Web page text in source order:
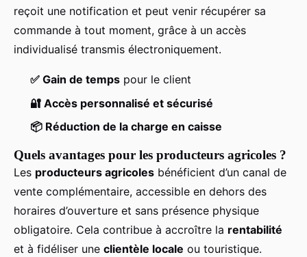
reçoit une notification et peut venir récupérer sa
commande à tout moment, grâce à un accès
individualisé transmis électroniquement.
✅ Gain de temps pour le client
🔐 Accès personnalisé et sécurisé
📦 Réduction de la charge en caisse
Quels avantages pour les producteurs agricoles ?
Les producteurs agricoles bénéficient d’un canal de
vente complémentaire, accessible en dehors des
horaires d’ouverture et sans présence physique
obligatoire. Cela contribue à accroître la rentabilité
et à fidéliser une clientèle locale ou touristique.